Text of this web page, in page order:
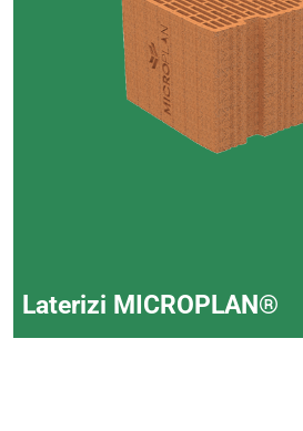
Laterizi MICROPLAN®